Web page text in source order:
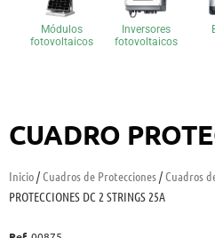
Módulos
fotovoltaicos
Inversores
fotovoltaicos
CUADRO
Inicio/Cuadros de Protecciones/Cuadros
PROTECCIONES DC 2 STRINGS 25A